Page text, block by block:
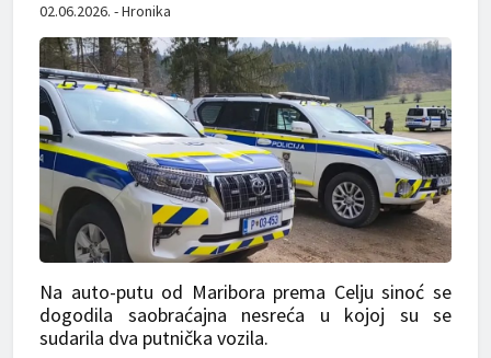
02.06.2026. - Hronika
Na auto-putu od Maribora prema Celju sinoć se
dogodila saobraćajna nesreća u kojoj su se
sudarila dva putnička vozila.